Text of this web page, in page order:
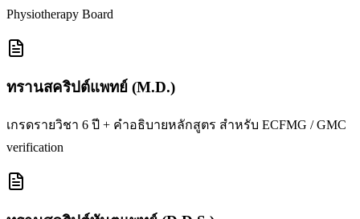
Physiotherapy Board
ทรานสคริปต์แพทย์ (M.D.)
เกรดรายวิชา 6 ปี + คำอธิบายหลักสูตร สำหรับ ECFMG / GMC
verification